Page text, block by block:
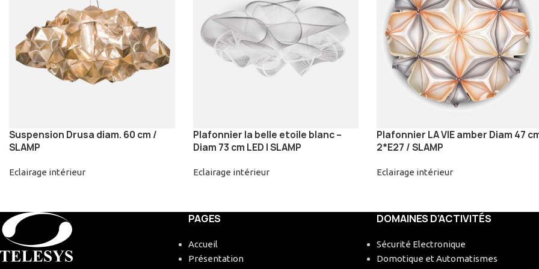
Suspension Drusa diam. 60 cm /
SLAMP
Eclairage intérieur
Plafonnier la belle etoile blanc –
Diam 73 cm LED | SLAMP
Eclairage intérieur
Plafonnier LA VIE amber Diam 47
2*E27 / SLAMP
Eclairage intérieur
PAGES
Accueil
Présentation
DOMAINES D’ACTIVITÉS
Sécurité Electronique
Domotique et Automatismes